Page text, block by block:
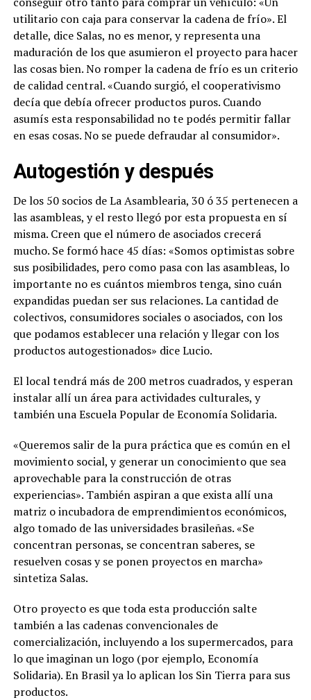
utilitario con caja para conservar la cadena de frío». El
detalle, dice Salas, no es menor, y representa una
maduración de los que asumieron el proyecto para hacer
las cosas bien. No romper la cadena de frío es un criterio
de calidad central. «Cuando surgió, el cooperativismo
decía que debía ofrecer productos puros. Cuando
asumís esta responsabilidad no te podés permitir fallar
en esas cosas. No se puede defraudar al consumidor».
Autogestión y después
De los 50 socios de La Asamblearia, 30 ó 35 pertenecen a
las asambleas, y el resto llegó por esta propuesta en sí
misma. Creen que el número de asociados crecerá
mucho. Se formó hace 45 días: «Somos optimistas sobre
sus posibilidades, pero como pasa con las asambleas, lo
importante no es cuántos miembros tenga, sino cuán
expandidas puedan ser sus relaciones. La cantidad de
colectivos, consumidores sociales o asociados, con los
que podamos establecer una relación y llegar con los
productos autogestionados» dice Lucio.
El local tendrá más de 200 metros cuadrados, y esperan
instalar allí un área para actividades culturales, y
también una Escuela Popular de Economía Solidaria.
«Queremos salir de la pura práctica que es común en el
movimiento social, y generar un conocimiento que sea
aprovechable para la construcción de otras
experiencias». También aspiran a que exista allí una
matriz o incubadora de emprendimientos económicos,
algo tomado de las universidades brasileñas. «Se
concentran personas, se concentran saberes, se
resuelven cosas y se ponen proyectos en marcha»
sintetiza Salas.
Otro proyecto es que toda esta producción salte
también a las cadenas convencionales de
comercialización, incluyendo a los supermercados, para
lo que imaginan un logo (por ejemplo, Economía
Solidaria). En Brasil ya lo aplican los Sin Tierra para sus
productos.